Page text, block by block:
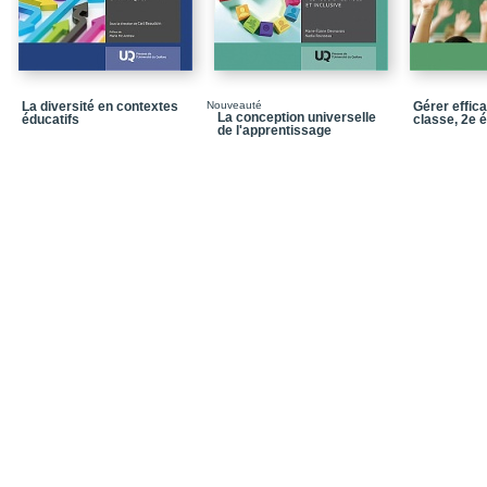
Chapitre 5 /
quelques approches
Chapitre 7 / Le
La diversité en contextes
éducatifs
Nouveauté
La conception universelle
de l'apprentissage
Gérer
classe, 2e